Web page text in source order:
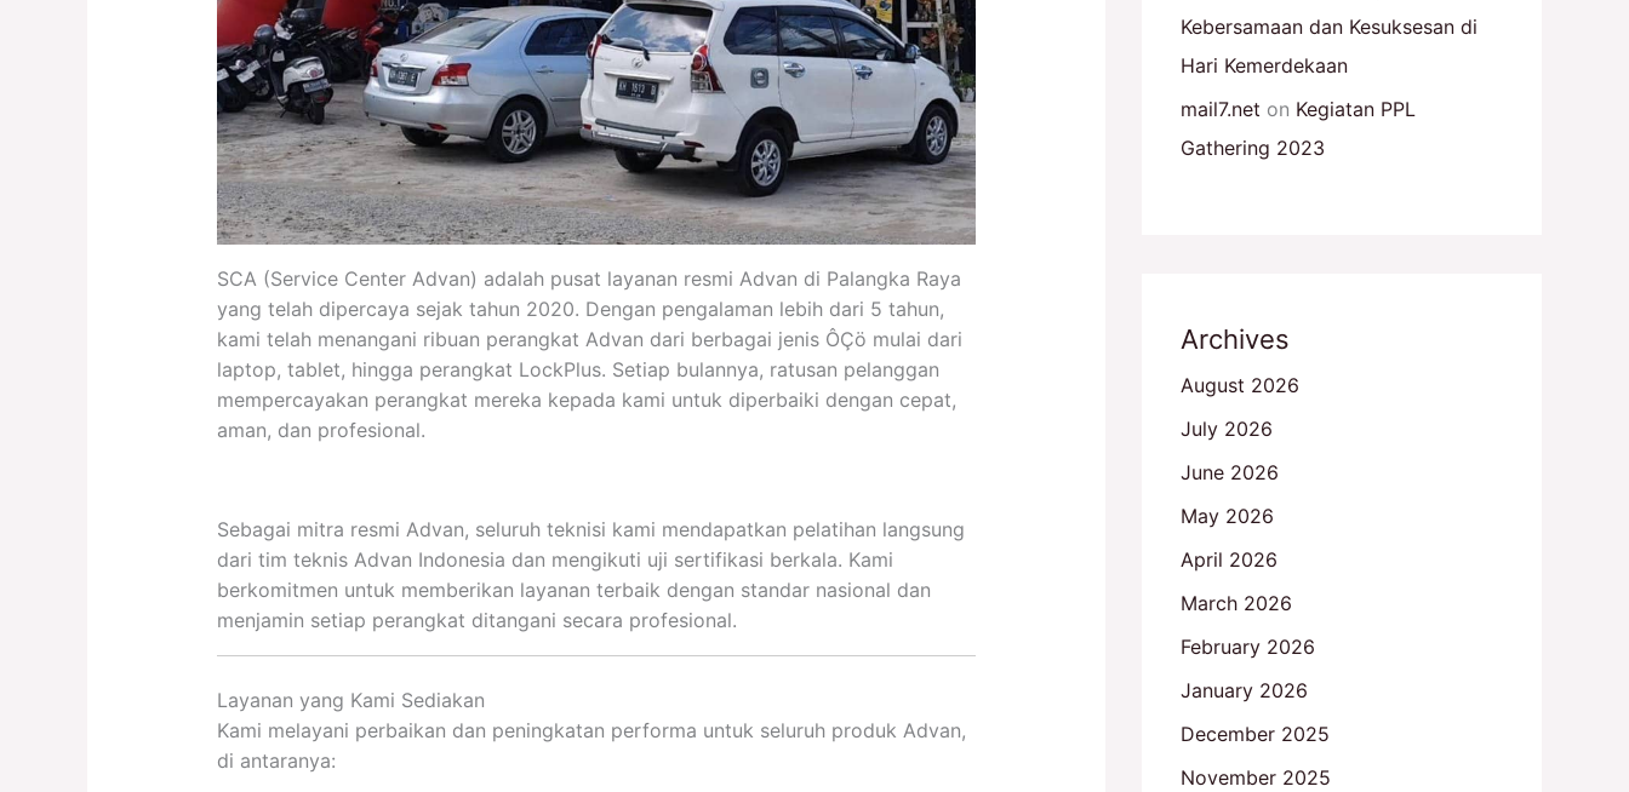
SCA (Service Center Advan) adalah pusat layanan resmi Advan di Palangka Raya
yang telah dipercaya sejak tahun 2020. Dengan pengalaman lebih dari 5 tahun,
kami telah menangani ribuan perangkat Advan dari berbagai jenis ÔÇö mulai dari
laptop, tablet, hingga perangkat LockPlus. Setiap bulannya, ratusan pelanggan
mempercayakan perangkat mereka kepada kami untuk diperbaiki dengan cepat,
aman, dan profesional.
Sebagai mitra resmi Advan, seluruh teknisi kami mendapatkan pelatihan langsung
dari tim teknis Advan Indonesia dan mengikuti uji sertifikasi berkala. Kami
berkomitmen untuk memberikan layanan terbaik dengan standar nasional dan
menjamin setiap perangkat ditangani secara profesional.
Layanan yang Kami Sediakan
Kami melayani perbaikan dan peningkatan performa untuk seluruh produk Advan,
di antaranya:
Kebersamaan dan Kesuksesan di
Hari Kemerdekaan
mail7.net on Kegiatan PPL
Gathering 2023
Archives
August 2026
July 2026
June 2026
May 2026
April 2026
March 2026
February 2026
January 2026
December 2025
November 2025